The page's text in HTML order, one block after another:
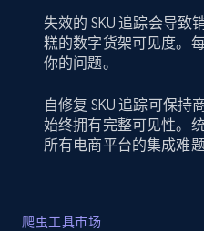
失效的 SKU 追踪会导致
糕的数字货架可见度。
你的问题。
自修复 SKU 追踪可保持
始终拥有完整可见性。
所有电商平台的集成难题
爬虫工具市场